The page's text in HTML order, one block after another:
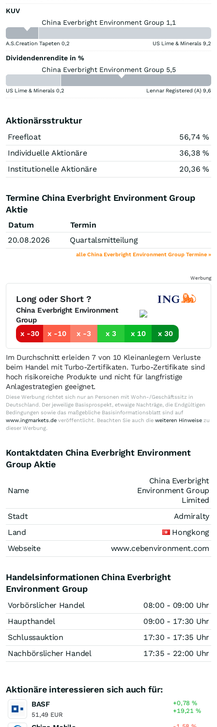
KUV
China Everbright Environment Group 1,1
A.S.Creation Tapeten 0,2 US Lime & Minerals 9,2
Dividendenrendite in %
China Everbright Environment Group 5,5
US Lime & Minerals 0,2 Lennar Registered (A) 9,6
Aktionärsstruktur
Freefloat
56,74 %
Individuelle Aktionäre
36,38 %
Institutionelle Aktionäre
20,36 %
Termine China Everbright Environment Group
Aktie
Datum
Termin
20.08.2026
Quartalsmitteilung
alle China Everbright Environment Group Termine »
Werbung
Long oder Short ?
China Everbright Environment
Group
x -30
x -10 x -3 x 3 x 10 x 30
Im Durchschnitt erleiden 7 von 10 Kleinanlegern Verluste
beim Handel mit Turbo-Zertifikaten. Turbo-Zertifikate sind
hoch risikoreiche Produkte und nicht für langfristige
Anlagestrategien geeignet.
Diese Werbung richtet sich nur an Personen mit Wohn-/Geschäftssitz in
Deutschland. Der jeweilige Basisprospekt, etwaige Nachträge, die Endgültigen
Bedingungen sowie das maßgebliche Basisinformationsblatt sind auf
www.ingmarkets.de veröffentlicht. Beachten Sie auch die weiteren Hinweise zu
dieser Werbung.
Kontaktdaten China Everbright Environment
Group Aktie
Name
China Everbright
Environment Group
Limited
Stadt
Admiralty
Land
Hongkong
Webseite
www.cebenvironment.com
Handelsinformationen China Everbright
Environment Group
Vorbörslicher Handel
08:00 - 09:00 Uhr
Haupthandel
09:00 - 17:30 Uhr
Schlussauktion
17:30 - 17:35 Uhr
Nachbörslicher Handel
17:35 - 22:00 Uhr
Aktionäre interessieren sich auch für:
BASF
51,49 EUR
+0,78%
+19,21%